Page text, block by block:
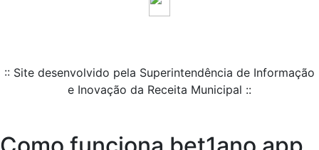
:: Site desenvolvido pela Superintendência de Informação
e Inovação da Receita Municipal ::